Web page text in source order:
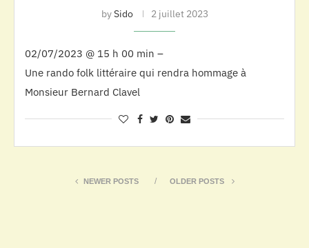
bySido 2 juillet 2023
02/07/2023 @ 15 h 00 min –
Une rando folk littéraire qui rendra hommage à
Monsieur Bernard Clavel
NEWER POSTS OLDER POSTS